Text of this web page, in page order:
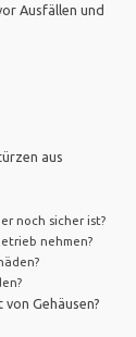
Ausfällen und
aus
noch sicher ist?
nehmen?
Gehäusen?